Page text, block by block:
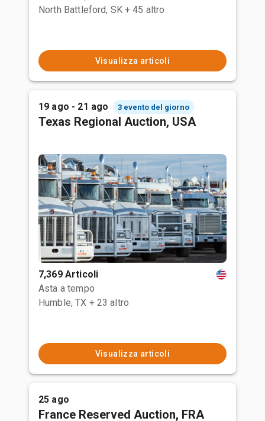
North Battleford, SK + 45 altro
Visualizza articoli
19 ago - 21 ago 3 evento del giorno
Texas Regional Auction, USA
7,369 Articoli
Asta a tempo
Humble, TX + 23 altro
Visualizza articoli
25 ago
France Reserved Auction, FRA